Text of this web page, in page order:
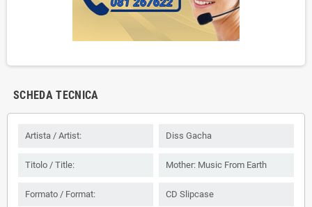
SCHEDA TECNICA
Artista / Artist: Diss Gacha
Titolo / Title: Mother: Music From Earth
Formato / Format: CD Slipcase